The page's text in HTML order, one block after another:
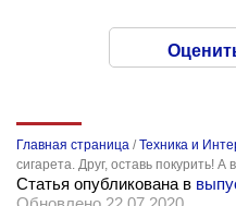
Главная страница /Техника и
сигарета. Друг, оставь покурить! А
Статья опубликована в